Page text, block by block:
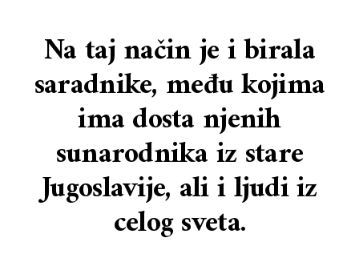
Na taj način je i birala
saradnike, među kojima
ima dosta njenih
sunarodnika iz stare
Jugoslavije, ali i ljudi iz
celog sveta.